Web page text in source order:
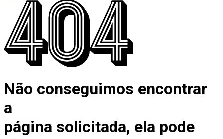
Não conseguimos encontrar
a
página solicitada, ela pode